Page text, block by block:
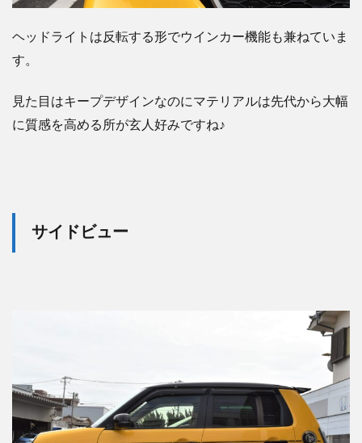
ヘッドライトは反転する形でウインカー機能も兼ねていま
す。
見た目はキープデザインなのにマテリアルは先代から大幅
に質感を高める所が玄人好みですね♪
サイドビュー